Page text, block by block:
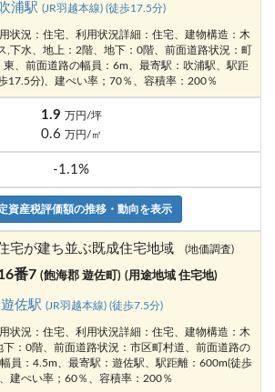
吹浦駅(JR羽越本線) (徒歩17.5分)
状況：住宅、利用状況詳細：住宅、建物構造：木
,下水、地上：2階、地下：0階、前面道路状況：町
、前面道路の幅員：6m、最寄駅：吹浦駅、駅距
17.5分)、建ぺい率；70％、容積率：200％
1.9 万円/坪
0.6 万円/㎡
-1.1%
資産税評価額の推移・動向を表示
宅が建ち並ぶ既成住宅地域 (地価調査)
番7 (飽海郡 遊佐町) (用途地域 住宅地)
遊佐駅 (JR羽越本線) (徒歩7.5分)
状況：住宅、利用状況詳細：住宅、建物構造：木
：0階、前面道路状況：市区町村道、前面道路の
員：4.5m、最寄駅：遊佐駅、駅距離：600m(徒歩
建ぺい率；60％、容積率：200％